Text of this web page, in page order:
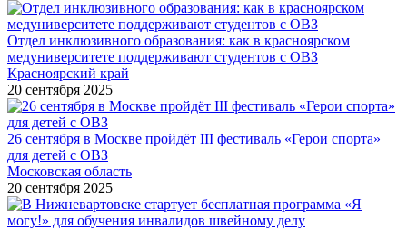
Отдел инклюзивного образования: как в красноярском
медуниверситете поддерживают студентов с ОВЗ
Красноярский край
20 сентября 2025
26 сентября в Москве пройдёт III фестиваль «Герои спорта»
для детей с ОВЗ
Московская область
20 сентября 2025